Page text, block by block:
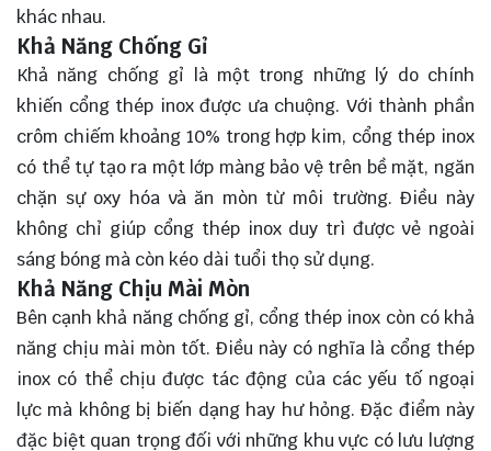
khác nhau.
Khả Năng Chống Gỉ
Khả năng chống gỉ là một trong những lý do chính
khiến cổng thép inox được ưa chuộng. Với thành phần
crôm chiếm khoảng 10% trong hợp kim, cổng thép inox
có thể tự tạo ra một lớp màng bảo vệ trên bề mặt, ngăn
chặn sự oxy hóa và ăn mòn từ môi trường. Điều này
không chỉ giúp cổng thép inox duy trì được vẻ ngoài
sáng bóng mà còn kéo dài tuổi thọ sử dụng.
Khả Năng Chịu Mài Mòn
Bên cạnh khả năng chống gỉ, cổng thép inox còn có khả
năng chịu mài mòn tốt. Điều này có nghĩa là cổng thép
inox có thể chịu được tác động của các yếu tố ngoại
lực mà không bị biến dạng hay hư hỏng. Đặc điểm này
đặc biệt quan trọng đối với những khu vực có lưu lượng